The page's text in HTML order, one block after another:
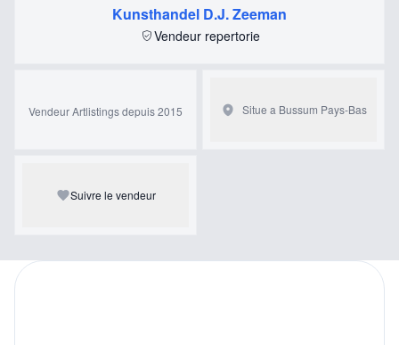
Kunsthandel D.J. Zeeman
Vendeur repertorie
Vendeur Artlistings depuis 2015 Situe a Bussum Pays-Bas
Suivre le vendeur